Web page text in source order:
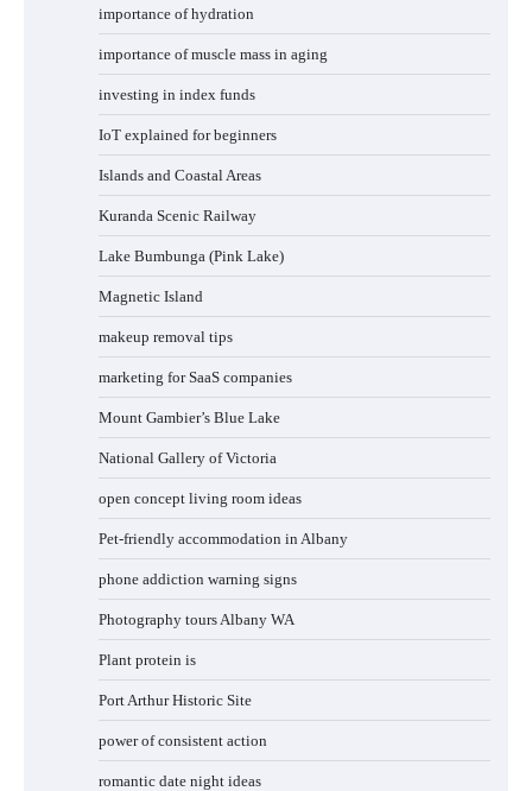
importance of hydration
importance of muscle mass in aging
investing in index funds
IoT explained for beginners
Islands and Coastal Areas
Kuranda Scenic Railway
Lake Bumbunga (Pink Lake)
Magnetic Island
makeup removal tips
marketing for SaaS companies
Mount Gambier’s Blue Lake
National Gallery of Victoria
open concept living room ideas
Pet-friendly accommodation in Albany
phone addiction warning signs
Photography tours Albany WA
Plant protein is
Port Arthur Historic Site
power of consistent action
romantic date night ideas